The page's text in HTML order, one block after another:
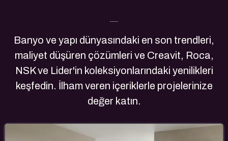
Son Yazılarımız
Banyo ve yapı dünyasındaki en son trendleri,
maliyet düşüren çözümleri ve Creavit, Roca,
NSK ve Lider'in koleksiyonlarındaki yenilikleri
keşfedin. İlham veren içeriklerle projelerinize
değer katın.